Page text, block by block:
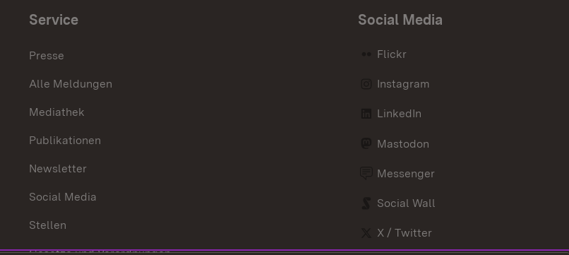
Service
Presse
Alle Meldungen
Mediathek
Publikationen
Newsletter
Social Media
Stellen
Social Media
Flickr
Instagram
LinkedIn
Mastodon
Messenger
Social Wall
X / Twitter